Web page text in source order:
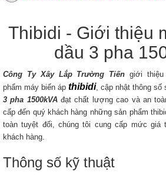
Thibidi - Giới thiệu
dầu 3 pha
Công Ty Xây Lắp Trường Tiến giới
phẩm máy biến áp thibidi, cập nhật thông số
3 pha 1500kVAđạt chất lượng cao và an
cấp đến quý khách hàng những sản phẩm
toàn tuyệt đối, chúng tôi cung cấp mức giá
khách hàng.
Thông số kỹ thuật